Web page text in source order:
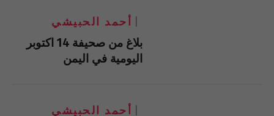
أحمد الحبيشي
بلاغ من صحيفة 14 اكتوبر
اليومية في اليمن
أحمد الحبيشي